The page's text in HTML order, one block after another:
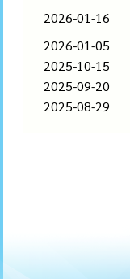
2026-01-16
2026-01-05
2025-10-15
2025-09-20
2025-08-29